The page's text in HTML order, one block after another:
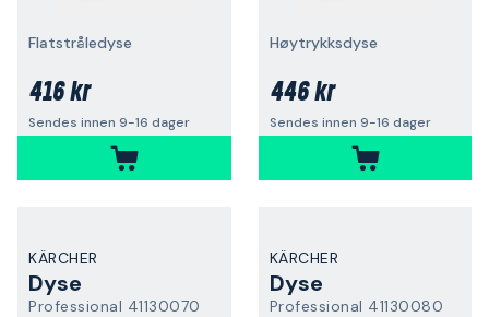
Flatstråledyse
416 kr
Sendes innen 9-16 dager
Høytrykksdyse
446 kr
Sendes innen 9-16 dager
KÄRCHER
Dyse
Professional 41130070
KÄRCHER
Dyse
Professional 41130080